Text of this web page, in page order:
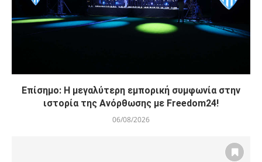
Επίσημο: Η μεγαλύτερη εμπορική συμφωνία στην
ιστορία της Ανόρθωσης με Freedom24!
06/08/2026